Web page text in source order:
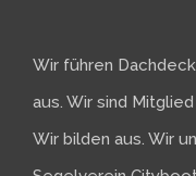
Wir führen
aus. Wir sind
Wir bilden aus. Wir